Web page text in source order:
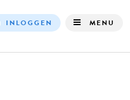
INLOGGEN MENU